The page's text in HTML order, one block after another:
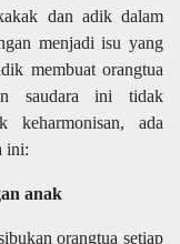
dan adik dalam
menjadi isu yang
membuat orangtua
saudara ini tidak
keharmonisan, ada
ini:
anak
orangtua setiap